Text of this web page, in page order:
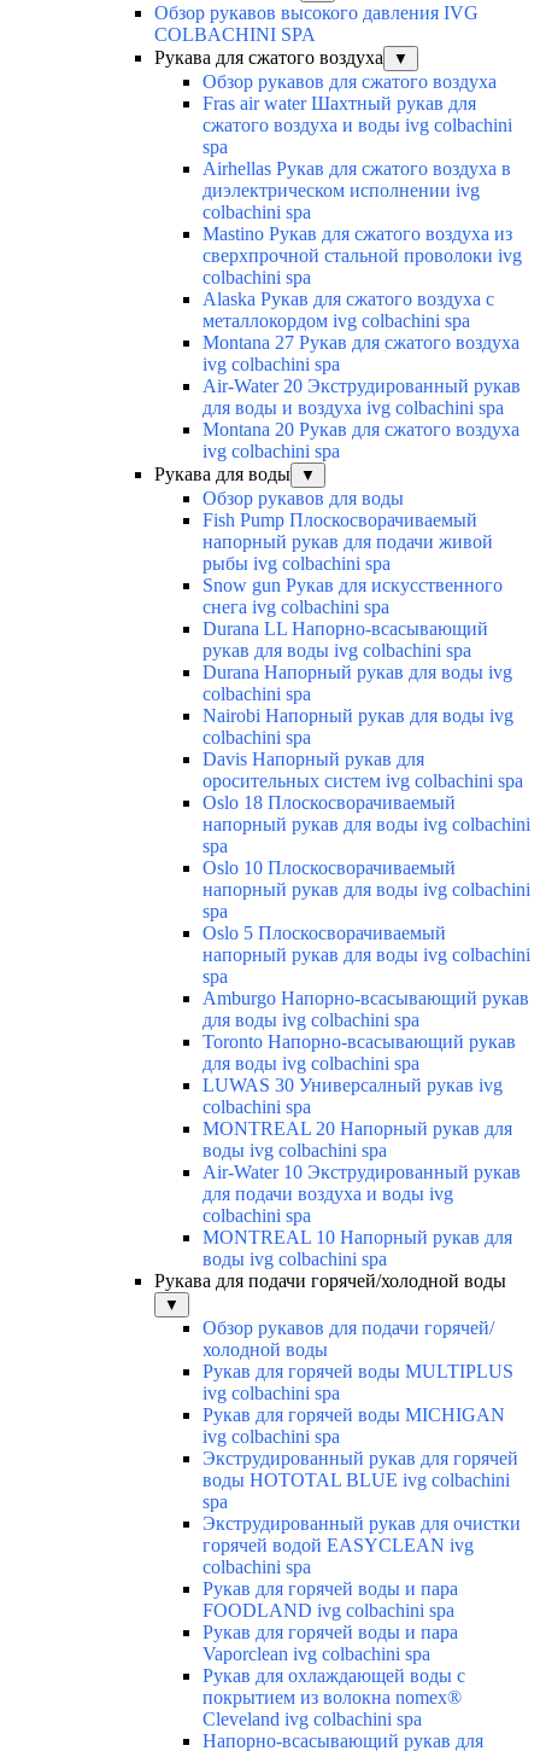
Обзор рукавов высокого давления IVG
COLBACHINI SPA
Рукава для сжатого воздуха
▼
Обзор рукавов для сжатого воздуха
Fras air water Шахтный рукав для
сжатого воздуха и воды ivg colbachini
spa
Airhellas Рукав для сжатого воздуха в
диэлектрическом исполнении ivg
colbachini spa
Mastino Рукав для сжатого воздуха из
сверхпрочной стальной проволоки ivg
colbachini spa
Alaska Рукав для сжатого воздуха с
металлокордом ivg colbachini spa
Montana 27 Рукав для сжатого воздуха
ivg colbachini spa
Air-Water 20 Экструдированный рукав
для воды и воздуха ivg colbachini spa
Montana 20 Рукав для сжатого воздуха
ivg colbachini spa
Рукава для воды
▼
Обзор рукавов для воды
Fish Pump Плоскосворачиваемый
напорный рукав для подачи живой
рыбы ivg colbachini spa
Snow gun Рукав для искусственного
снега ivg colbachini spa
Durana LL Напорно-всасывающий
рукав для воды ivg colbachini spa
Durana Напорный рукав для воды ivg
colbachini spa
Nairobi Напорный рукав для воды ivg
colbachini spa
Davis Напорный рукав для
оросительных систем ivg colbachini spa
Oslo 18 Плоскосворачиваемый
напорный рукав для воды ivg colbachini
spa
Oslo 10 Плоскосворачиваемый
напорный рукав для воды ivg colbachini
spa
Oslo 5 Плоскосворачиваемый
напорный рукав для воды ivg colbachini
spa
Amburgo Напорно-всасывающий рукав
для воды ivg colbachini spa
Toronto Напорно-всасывающий рукав
для воды ivg colbachini spa
LUWAS 30 Универсалный рукав ivg
colbachini spa
MONTREAL 20 Напорный рукав для
воды ivg colbachini spa
Air-Water 10 Экструдированный рукав
для подачи воздуха и воды ivg
colbachini spa
MONTREAL 10 Напорный рукав для
воды ivg colbachini spa
Рукава для подачи горячей/холодной воды
▼
Обзор рукавов для подачи горячей/
холодной воды
Рукав для горячей воды MULTIPLUS
ivg colbachini spa
Рукав для горячей воды MICHIGAN
ivg colbachini spa
Экструдированный рукав для горячей
воды HOTOTAL BLUE ivg colbachini
spa
Экструдированный рукав для очистки
горячей водой EASYCLEAN ivg
colbachini spa
Рукав для горячей воды и пара
FOODLAND ivg colbachini spa
Рукав для горячей воды и пара
Vaporclean ivg colbachini spa
Рукав для охлаждающей воды с
покрытием из волокна nomex®
Cleveland ivg colbachini spa
Напорно-всасывающий рукав для